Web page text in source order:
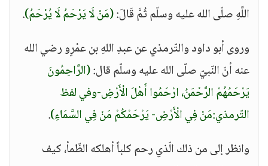
اللَّهِ صلّى الله عليه وسلّم ثُمَّ قَالَ:(مَنْ لَا يَرْحَمُ لَا يُرْحَمُ).
وروى أبو داود والتّرمذي عن عبدِ اللهِ بن عمْرٍو رضي الله
عنه أنّ النّبيّ صلّى الله عليه وسلّم قال:(الرَّاحِمُونَ
يَرْحَمُهُمْ الرَّحْمَنُ، ارْحَمُوا أَهْلَ الْأَرْضِ-وفي لفظ
التّرمذي:مَنْ فِي الْأَرْضِ- يَرْحَمْكُمْ مَنْ فِي السَّمَاءِ).
وانظر إلى من ذلك الّذي رحم كلباً أهلكه الظّمأ، كيف